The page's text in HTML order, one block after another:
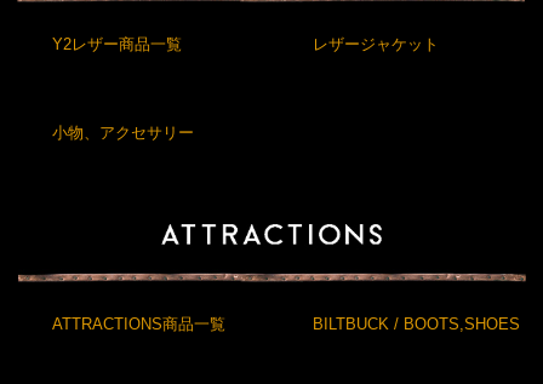
Y2レザー商品一覧 レザージャケット
小物、アクセサリー
ATTRACTIONS商品一覧 BILTBUCK / BOOTS,SHOES